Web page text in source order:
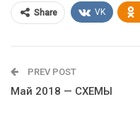
Share VK
PREV POST
Май 2018 — СХЕМЫ